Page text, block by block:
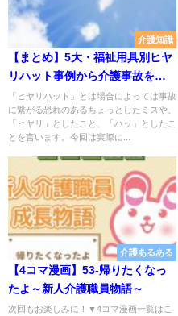
介護知識
【まとめ】5大・福祉用具別ヒヤ
リハット事例から介護事故を防
ごう
「ヒヤリハット」とは場合によっては事故
に繋がる恐れのあるちょっとしたミスや、
「ヒヤリ」としたこと、「ハッ」としたこ
とを言います。今回は実際に...
介護あるある
【4コマ漫画】53-帰りたくなっ
たよ～新人介護職員物語～
次回もお楽しみに！▼4コマ漫画一覧はこ